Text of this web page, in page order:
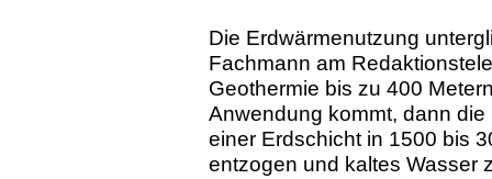
Die Erdwärmenutzung
Fachmann am
Geothermie bis zu 400
Anwendung kommt, dann
einer Erdschicht in 1500 bis
entzogen und kaltes Wasser